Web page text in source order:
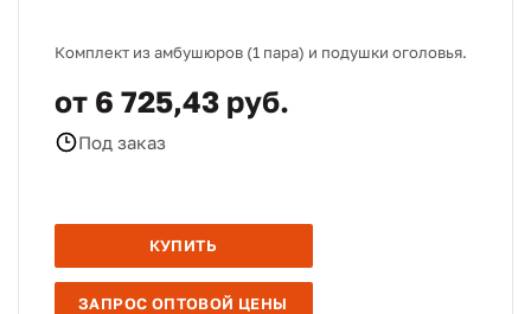
Комплект из амбушюров (1 пара) и подушки оголовья.
от 6 725,43 руб.
Под заказ
КУПИТЬ
ЗАПРОС ОПТОВОЙ ЦЕНЫ